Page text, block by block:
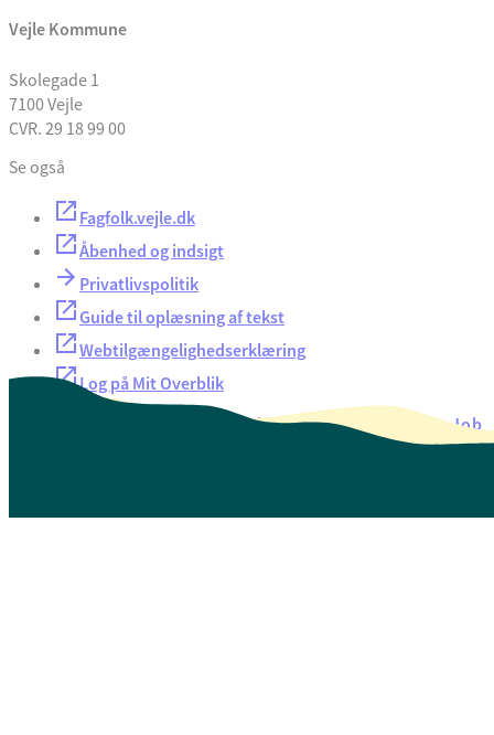
Vejle Kommune
Skolegade 1
7100 Vejle
CVR. 29 18 99 00
Se også
Fagfolk.vejle.dk
Åbenhed og indsigt
Privatlivspolitik
Guide til oplæsning af tekst
Webtilgængelighedserklæring
Log på Mit Overblik
Oversigt over selvbetjeningJob